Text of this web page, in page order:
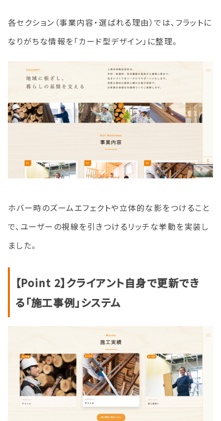
各セクション（事業内容・選ばれる理由）では、フラットに
なりがちな情報を「カード型デザイン」に整理。
ホバー時のズームエフェクトや立体的な影をつけること
で、ユーザーの視線を引きつけるリッチな挙動を実装し
ました。
【Point 2】クライアント自身で更新でき
る「施工事例」システム